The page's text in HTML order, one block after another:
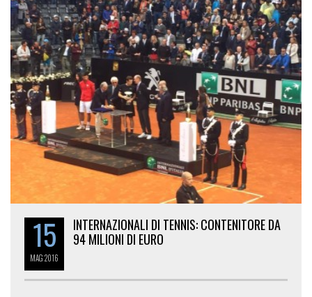
15
MAG2016
INTERNAZIONALI DI TENNIS: CONTENITORE DA
94 MILIONI DI EURO